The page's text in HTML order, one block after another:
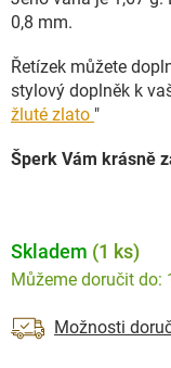
0,8 mm.
Řetízek můžete
stylový doplněk k
žluté zlato "
Šperk Vám krásně
Skladem (1 ks)
Možnosti